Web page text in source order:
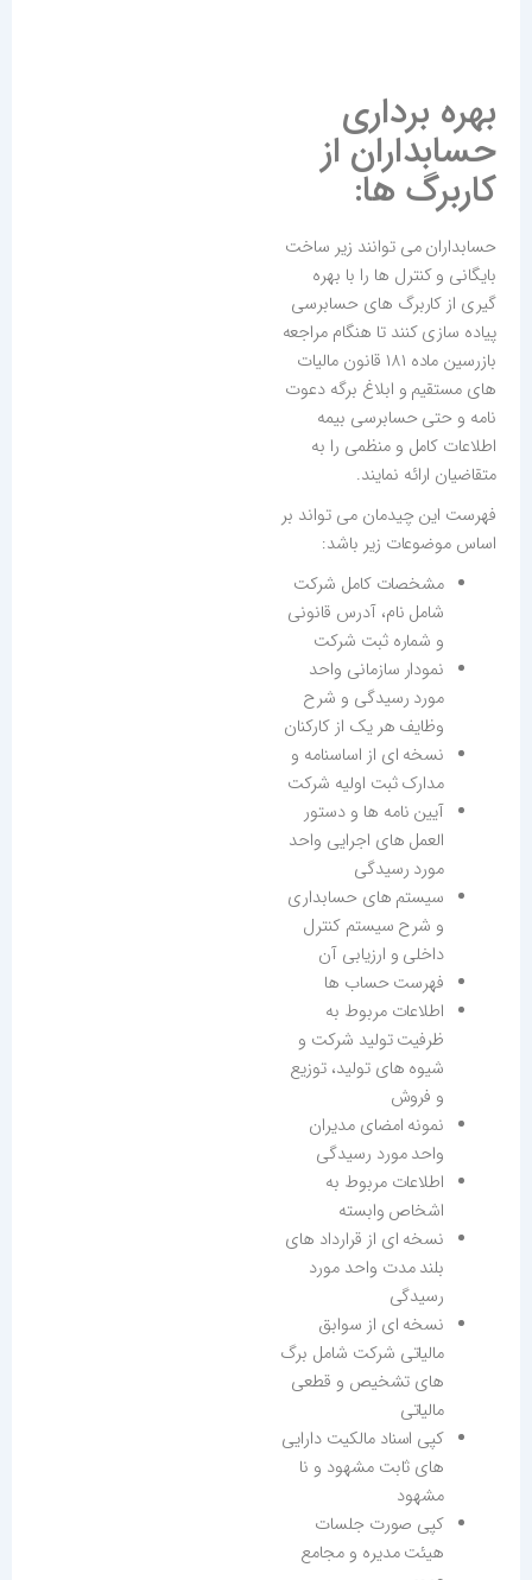
بهره برداری
حسابداران از
کاربرگ ها:
حسابداران می توانند زیر ساخت
بایگانی و کنترل ها را با بهره
گیری از کاربرگ های حسابرسی
پیاده سازی کنند تا هنگام مراجعه
بازرسین ماده ۱۸۱ قانون مالیات
های مستقیم و ابلاغ برگه دعوت
نامه و حتی حسابرسی بیمه
اطلاعات کامل و منظمی را به
متقاضیان ارائه نمایند.
فهرست این چیدمان می تواند بر
اساس موضوعات زیر باشد:
مشخصات کامل شرکت
شامل نام، آدرس قانونی
و شماره ثبت شرکت
نمودار سازمانی واحد
مورد رسیدگی و شرح
وظایف هر یک از کارکنان
نسخه ای از اساسنامه و
مدارک ثبت اولیه شرکت
آیین نامه ها و دستور
العمل های اجرایی واحد
مورد رسیدگی
سیستم های حسابداری
و شرح سیستم کنترل
داخلی و ارزیابی آن
فهرست حساب ها
اطلاعات مربوط به
ظرفیت تولید شرکت و
شیوه های تولید، توزیع
و فروش
نمونه امضای مدیران
واحد مورد رسیدگی
اطلاعات مربوط به
اشخاص وابسته
نسخه ای از قرارداد های
بلند مدت واحد مورد
رسیدگی
نسخه ای از سوابق
مالیاتی شرکت شامل برگ
های تشخیص و قطعی
مالیاتی
کپی اسناد مالکیت دارایی
های ثابت مشهود و نا
مشهود
کپی صورت جلسات
هیئت مدیره و مجامع